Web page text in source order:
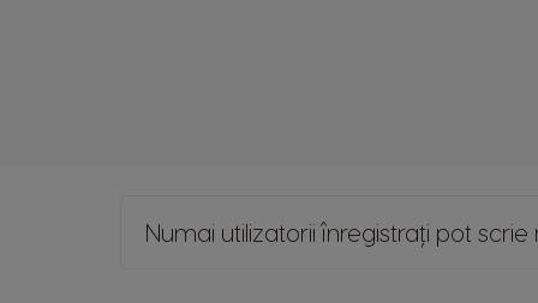
Numai utilizatorii înregistrați pot